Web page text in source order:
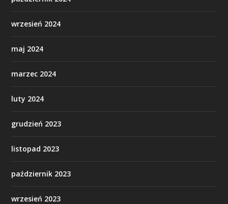
wrzesień 2024
maj 2024
marzec 2024
luty 2024
grudzień 2023
listopad 2023
październik 2023
wrzesień 2023